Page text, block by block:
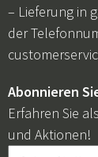
– Lieferung in
der
Abonnieren
Erfahren Sie
und Aktionen!